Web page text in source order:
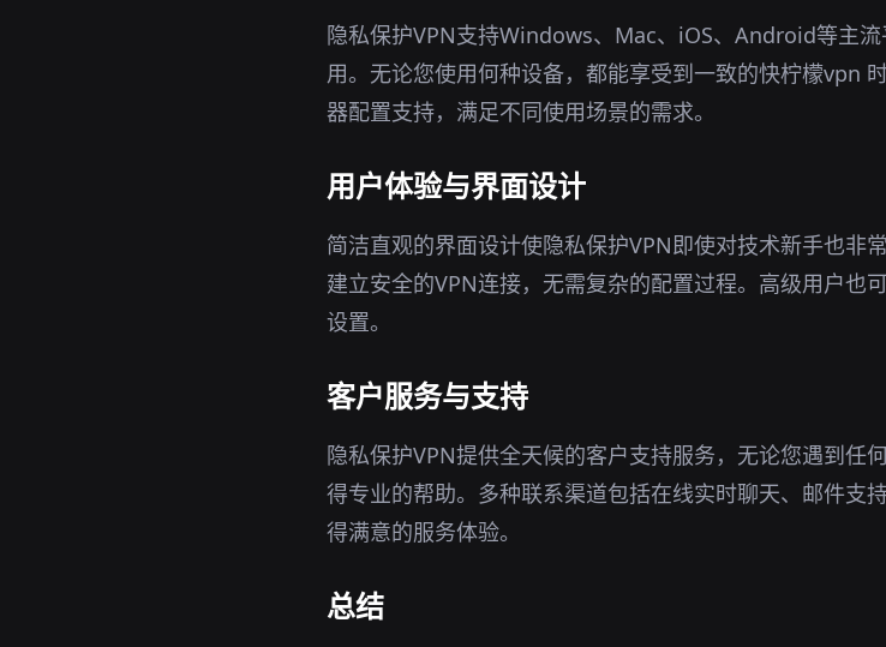
隐私保护VPN支持Windows、Mac、iOS、Android等主
用。无论您使用何种设备，都能享受到一致的快柠檬vpn
器配置支持，满足不同使用场景的需求。
用户体验与界面设计
简洁直观的界面设计使隐私保护VPN即使对技术新手也非
建立安全的VPN连接，无需复杂的配置过程。高级用户也
设置。
客户服务与支持
隐私保护VPN提供全天候的客户支持服务，无论您遇到任
得专业的帮助。多种联系渠道包括在线实时聊天、邮件支
得满意的服务体验。
总结